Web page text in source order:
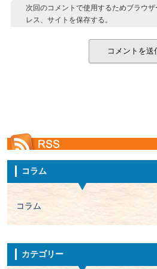
次回のコメントで使用するためブラウ
レス、サイトを保存する。
コラム
コラム
カテゴリー